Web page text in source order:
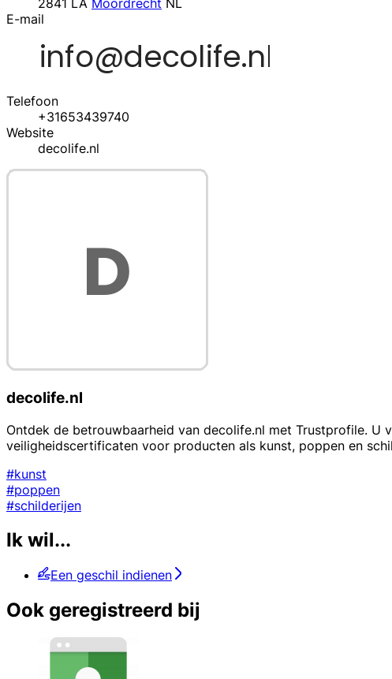
2841 LA Moordrecht NL
E-mail
Telefoon
+31653439740
Website
decolife.nl
decolife.nl
Ontdek de betrouwbaarheid van decolife.nl met Trustprofile. U
veiligheidscertificaten voor producten als kunst, poppen en
#kunst
#poppen
#schilderijen
Ik wil...
Een geschil indienen
Ook geregistreerd bij